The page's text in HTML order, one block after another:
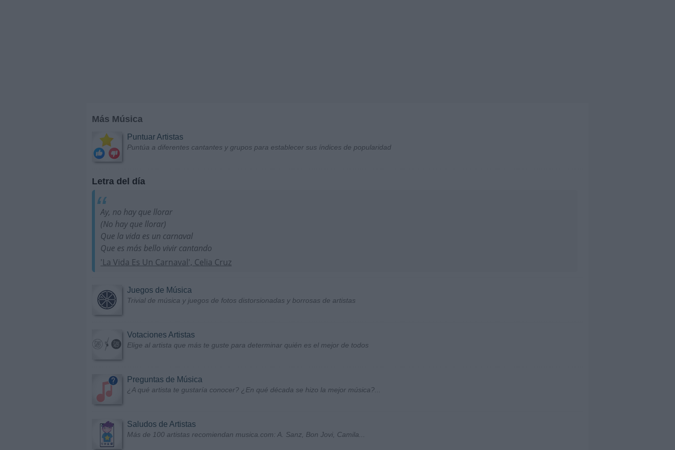
Más Música
Puntuar Artistas
Puntúa a diferentes cantantes y grupos para establecer sus índices de popularidad
Letra del día
Ay, no hay que llorar
(No hay que llorar)
Que la vida es un carnaval
Que es más bello vivir cantando
'La Vida Es Un Carnaval', Celia Cruz
Juegos de Música
Trivial de música y juegos de fotos distorsionadas y borrosas de artistas
Votaciones Artistas
Elige al artista que más te guste para determinar quién es el mejor de todos
Preguntas de Música
¿A qué artista te gustaría conocer? ¿En qué década se hizo la mejor música?...
Saludos de Artistas
Más de 100 artistas recomiendan musica.com: A. Sanz, Bon Jovi, Camila...